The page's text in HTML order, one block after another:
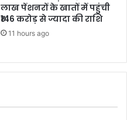
लाख पेंशनरों के खातों में पहुंची
₹146 करोड़ से ज्यादा की राशि
11 hours ago